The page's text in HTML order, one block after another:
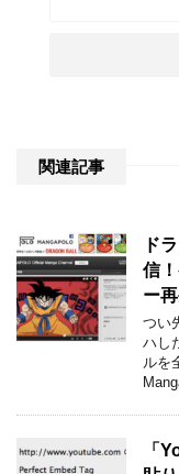
関連記事
ド
信
ー
つい
ハし
ルを
「